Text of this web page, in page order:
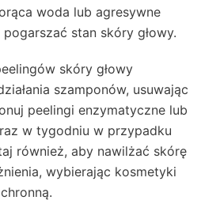
woda lub agresywne
stan skóry głowy.
skóry głowy
szamponów, usuwając
peelingi enzymatyczne lub
w tygodniu w przypadku
również, aby nawilżać skórę
wybierając kosmetyki